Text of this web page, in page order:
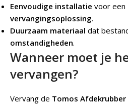
Eenvoudige installatie voor een
vervangingsoplossing.
Duurzaam materiaal dat
omstandigheden.
Wanneer moet je
vervangen?
Vervang de Tomos